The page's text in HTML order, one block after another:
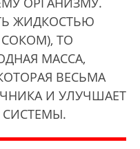
ЖИДКОСТЬЮ
ТО
МАССА,
ВЕСЬМА
И УЛУЧШАЕТ